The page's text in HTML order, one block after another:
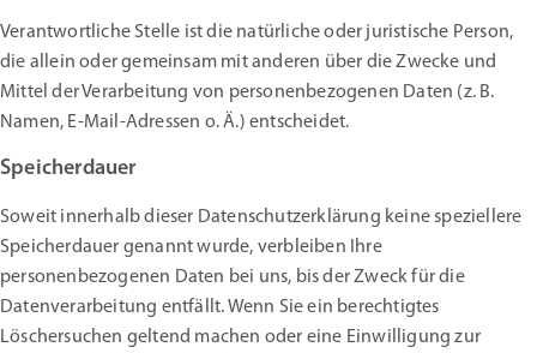
Verantwortliche Stelle ist die natürliche oder juristische Person,
die allein oder gemeinsam mit anderen über die Zwecke und
Mittel der Verarbeitung von personenbezogenen Daten (z. B.
Namen, E-Mail-Adressen o. Ä.) entscheidet.
Speicherdauer
Soweit innerhalb dieser Datenschutzerklärung keine speziellere
Speicherdauer genannt wurde, verbleiben Ihre
personenbezogenen Daten bei uns, bis der Zweck für die
Datenverarbeitung entfällt. Wenn Sie ein berechtigtes
Löschersuchen geltend machen oder eine Einwilligung zur